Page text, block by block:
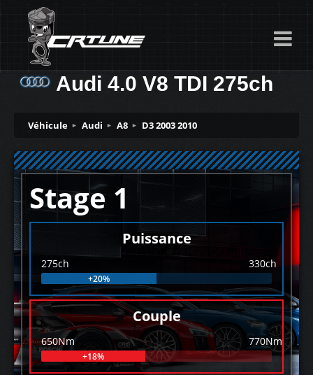
Audi 4.0 V8 TDI 275ch
Véhicule Audi A8 D3 2003 2010
Stage 1
Puissance
275ch 330ch
+20%
Couple
650Nm 770Nm
+18%